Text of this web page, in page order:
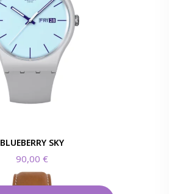
BLUEBERRY SKY
90,00 €